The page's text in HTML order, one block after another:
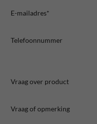
E-mailadres*
Telefoonnummer
Vraag over product
Vraag of opmerking